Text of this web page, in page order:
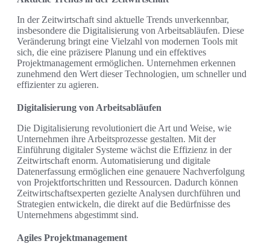
In der Zeitwirtschaft sind aktuelle Trends unverkennbar,
insbesondere die Digitalisierung von Arbeitsabläufen. Diese
Veränderung bringt eine Vielzahl von modernen Tools mit
sich, die eine präzisere Planung und ein effektives
Projektmanagement ermöglichen. Unternehmen erkennen
zunehmend den Wert dieser Technologien, um schneller und
effizienter zu agieren.
Digitalisierung von Arbeitsabläufen
Die Digitalisierung revolutioniert die Art und Weise, wie
Unternehmen ihre Arbeitsprozesse gestalten. Mit der
Einführung digitaler Systeme wächst die Effizienz in der
Zeitwirtschaft enorm. Automatisierung und digitale
Datenerfassung ermöglichen eine genauere Nachverfolgung
von Projektfortschritten und Ressourcen. Dadurch können
Zeitwirtschaftsexperten gezielte Analysen durchführen und
Strategien entwickeln, die direkt auf die Bedürfnisse des
Unternehmens abgestimmt sind.
Agiles Projektmanagement